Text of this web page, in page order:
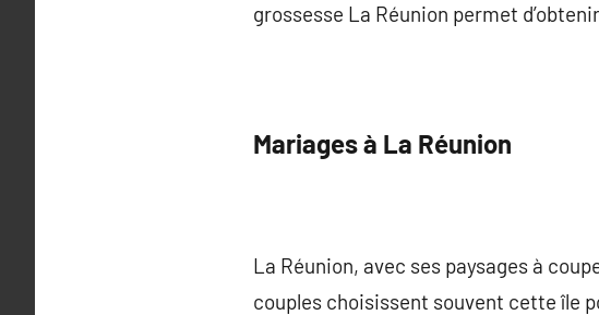
grossesse La Réunion permet
Mariages à La Réunion
La Réunion, avec ses paysages à
couples choisissent souvent cette île